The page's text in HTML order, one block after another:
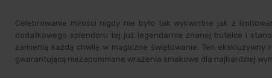
Celebrowanie miłości nigdy nie było tak wykwintne jak z
dodatkowego splendoru tej już legendarnie znanej butelce i
zamienią każdą chwilę w magiczne świętowanie. Ten
gwarantującą niezapomniane wrażenia smakowe dla najbardziej